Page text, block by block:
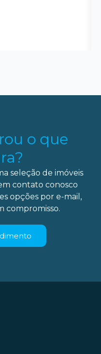
o que
seleção de imóveis
contato conosco
opções por e-mail,
compromisso.